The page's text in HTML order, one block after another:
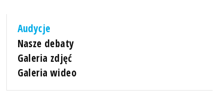
Audycje
Nasze debaty
Galeria zdjęć
Galeria wideo